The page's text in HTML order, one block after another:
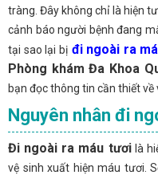
tràng. Đây không chỉ là hiện
cảnh báo người bệnh đang
tại sao lại bị đi ngoài ra
Phòng khám Đa Khoa
bạn đọc thông tin cần thiết về
Nguyên nhân đi
Đi ngoài ra máu tươilà
vệ sinh xuất hiện máu tươi.